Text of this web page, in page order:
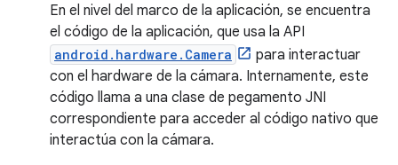
En el nivel del marco de la aplicación, se encuentra
el código de la aplicación, que usa la API
android.hardware.Camera
para interactuar
con el hardware de la cámara. Internamente, este
código llama a una clase de pegamento JNI
correspondiente para acceder al código nativo que
interactúa con la cámara.